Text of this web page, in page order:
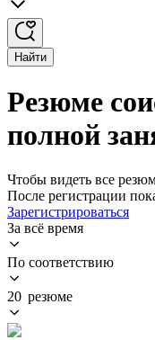
Найти
Резюме
полной
Чтобы видеть все
После регистрации
Зарегистрироваться
За всё время
По соответствию
20 резюме